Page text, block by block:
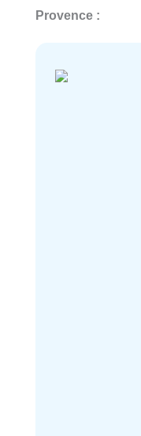
Provence :